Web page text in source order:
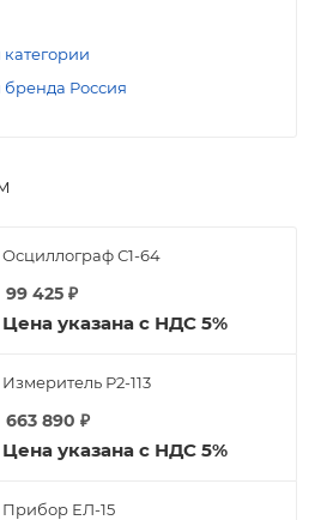
бренда Россия
Осциллограф С1-64
99 425 ₽
Цена указана с НДС 5%
Измеритель Р2-113
663 890 ₽
Цена указана с НДС 5%
Прибор ЕЛ-15